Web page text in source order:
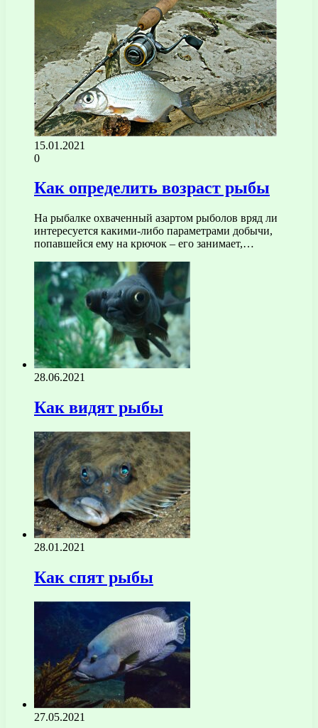
15.01.2021
0
Как определить возраст рыбы
На рыбалке охваченный азартом рыболов вряд ли
интересуется какими-либо параметрами добычи,
попавшейся ему на крючок – его занимает,…
28.06.2021
Как видят рыбы
28.01.2021
Как спят рыбы
27.05.2021